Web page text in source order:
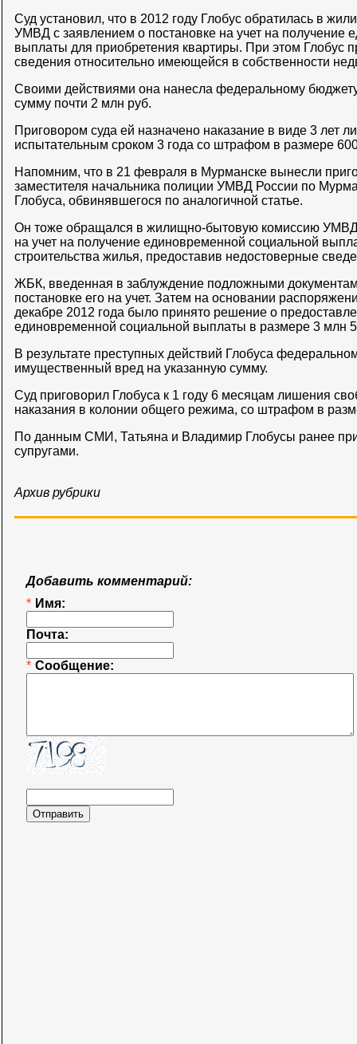
Суд установил, что в 2012 году Глобус обратилась в
УМВД с заявлением о постановке на учет на получение
выплаты для приобретения квартиры. При этом Глобус
сведения относительно имеющейся в собственности
Своими действиями она нанесла федеральному
сумму почти 2 млн руб.
Приговором суда ей назначено наказание в виде 3 лет
испытательным сроком 3 года со штрафом в размере
Напомним, что в 21 февраля в Мурманске вынесли
заместителя начальника полиции УМВД России по
Глобуса, обвинявшегося по аналогичной статье.
Он тоже обращался в жилищно-бытовую комиссию УМВД
на учет на получение единовременной социальной
строительства жилья, предоставив недостоверные
ЖБК, введенная в заблуждение подложными
постановке его на учет. Затем на основании
декабре 2012 года было принято решение о
единовременной социальной выплаты в размере 3 млн
В результате преступных действий Глобуса
имущественный вред на указанную сумму.
Суд приговорил Глобуса к 1 году 6 месяцам лишения
наказания в колонии общего режима, со штрафом в
По данным СМИ, Татьяна и Владимир Глобусы ранее
супругами.
Архив рубрики
Добавить комментарий:
* Имя:
Почта:
* Сообщение: